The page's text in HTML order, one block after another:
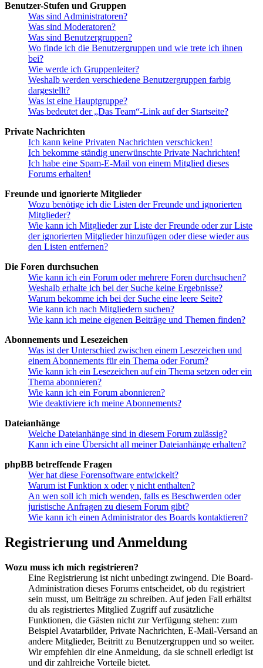
Benutzer-Stufen und Gruppen
Was sind Administratoren?
Was sind Moderatoren?
Was sind Benutzergruppen?
Wo finde ich die Benutzergruppen und wie trete ich ihnen
bei?
Wie werde ich Gruppenleiter?
Weshalb werden verschiedene Benutzergruppen farbig
dargestellt?
Was ist eine Hauptgruppe?
Was bedeutet der „Das Team“-Link auf der Startseite?
Private Nachrichten
Ich kann keine Privaten Nachrichten verschicken!
Ich bekomme ständig unerwünschte Private Nachrichten!
Ich habe eine Spam-E-Mail von einem Mitglied dieses
Forums erhalten!
Freunde und ignorierte Mitglieder
Wozu benötige ich die Listen der Freunde und ignorierten
Mitglieder?
Wie kann ich Mitglieder zur Liste der Freunde oder zur Liste
der ignorierten Mitglieder hinzufügen oder diese wieder aus
den Listen entfernen?
Die Foren durchsuchen
Wie kann ich ein Forum oder mehrere Foren durchsuchen?
Weshalb erhalte ich bei der Suche keine Ergebnisse?
Warum bekomme ich bei der Suche eine leere Seite?
Wie kann ich nach Mitgliedern suchen?
Wie kann ich meine eigenen Beiträge und Themen finden?
Abonnements und Lesezeichen
Was ist der Unterschied zwischen einem Lesezeichen und
einem Abonnements für ein Thema oder Forum?
Wie kann ich ein Lesezeichen auf ein Thema setzen oder ein
Thema abonnieren?
Wie kann ich ein Forum abonnieren?
Wie deaktiviere ich meine Abonnements?
Dateianhänge
Welche Dateianhänge sind in diesem Forum zulässig?
Kann ich eine Übersicht all meiner Dateianhänge erhalten?
phpBB betreffende Fragen
Wer hat diese Forensoftware entwickelt?
Warum ist Funktion x oder y nicht enthalten?
An wen soll ich mich wenden, falls es Beschwerden oder
juristische Anfragen zu diesem Forum gibt?
Wie kann ich einen Administrator des Boards kontaktieren?
Registrierung und Anmeldung
Wozu muss ich mich registrieren?
Eine Registrierung ist nicht unbedingt zwingend. Die Board-
Administration dieses Forums entscheidet, ob du registriert
sein musst, um Beiträge zu schreiben. Auf jeden Fall erhältst
du als registriertes Mitglied Zugriff auf zusätzliche
Funktionen, die Gästen nicht zur Verfügung stehen: zum
Beispiel Avatarbilder, Private Nachrichten, E-Mail-Versand an
andere Mitglieder, Beitritt zu Benutzergruppen und so weiter.
Wir empfehlen dir eine Anmeldung, da sie schnell erledigt ist
und dir zahlreiche Vorteile bietet.